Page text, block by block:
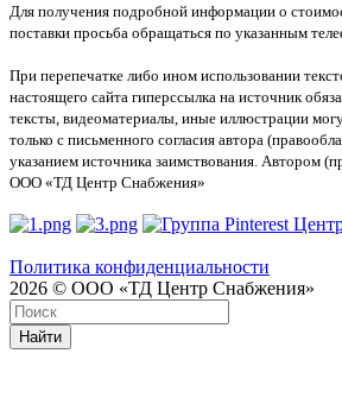
Для получения подробной информации о
поставки просьба обращаться по указанным
При перепечатке либо ином использовании
настоящего сайта гиперссылка на источник
тексты, видеоматериалы, иные иллюстрации
только с письменного согласия автора
указанием источника заимствования. Автором
ООО «ТД Центр Снабжения»
Политика конфиденциальности
2026 © ООО «ТД Центр Снабжения»
Найти